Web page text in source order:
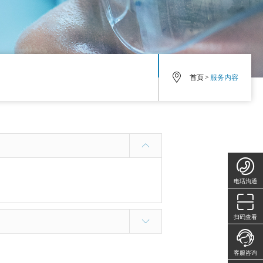
首页> 服务内容
电话沟通
扫码查看
客服咨询